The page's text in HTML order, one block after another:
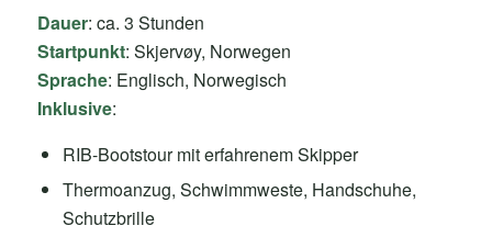
Dauer: ca. 3 Stunden
Startpunkt: Skjervøy, Norwegen
Sprache: Englisch, Norwegisch
Inklusive:
RIB-Bootstour mit erfahrenem Skipper
Thermoanzug, Schwimmweste, Handschuhe,
Schutzbrille